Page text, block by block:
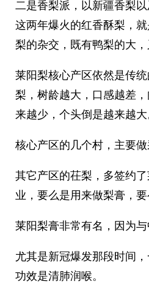
二是香梨派，以新疆香梨以
这两年爆火的红香酥梨，
梨的杂交，既有鸭梨的大，
莱阳梨核心产区依然是传
梨，树龄越大，口感越差
来越少，个头倒是越来越大
核心产区的几个村，主要做
其它产区的茌梨，多签约
业，要么是用来做梨膏，要
莱阳梨膏非常有名，因为与
尤其是新冠爆发那段时间
功效是清肺润喉。